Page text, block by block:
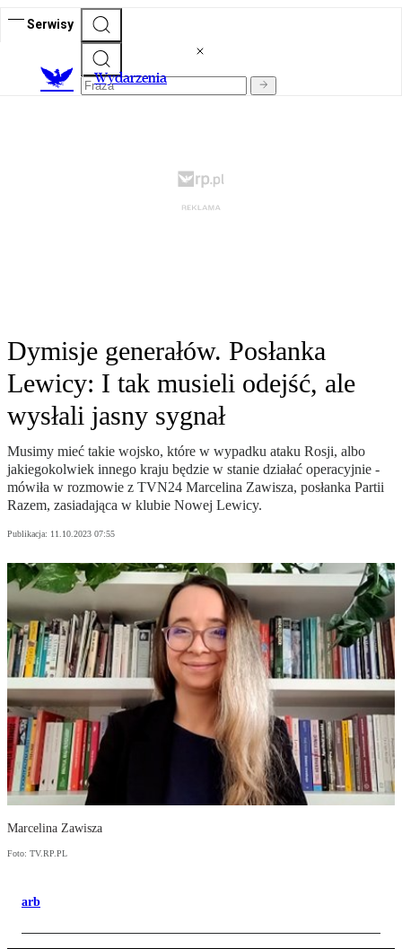
Serwisy
Wydarzenia
Dymisje generałów. Posłanka
Lewicy: I tak musieli odejść, ale
wysłali jasny sygnał
Musimy mieć takie wojsko, które w wypadku ataku Rosji, albo
jakiegokolwiek innego kraju będzie w stanie działać operacyjnie -
mówiła w rozmowie z TVN24 Marcelina Zawisza, posłanka Partii
Razem, zasiadająca w klubie Nowej Lewicy.
Publikacja: 11.10.2023 07:55
Marcelina Zawisza
Foto: TV.RP.PL
arb